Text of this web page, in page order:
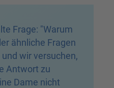
Frage: "Warum
ähnliche Fragen
wir versuchen,
Antwort zu
Dame nicht